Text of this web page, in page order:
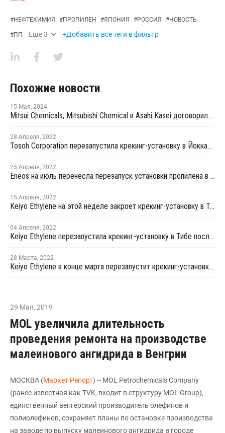
#НЕФТЕХИМИЯ #ПРОПИЛЕН #ЯПОНИЯ #РОССИЯ #НОВОСТЬ
#ПП Еще3 +Добавить все теги в фильтр
Похожие новости
15 Мая, 2024
Mitsui Chemicals, Mitsubishi Chemical и Asahi Kasei договорились о декарбонизации крекинг-установок на западе Японии
28 Апреля, 2022
Tosoh Corporation перезапустила крекинг-установку в Йоккаити после плановой профилактики
25 Апреля, 2022
Eneos на июль перенесла перезапуск установки пропилена в Кавасаки
15 Апреля, 2022
Keiyo Ethylene на этой неделе закроет крекинг-установку в Тибе на внеплановый ремонт
04 Апреля, 2022
Keiyo Ethylene перезапустила крекинг-установку в Тибе после плановой профилактики
28 Марта, 2022
Keiyo Ethylene в конце марта перезапустит крекинг-установку в Тибе после плановой профилактики
29 Мая, 2019
MOL увеличила длительность
проведения ремонта на производстве
малеинового ангидрида в Венгрии
МОСКВА (Маркет Репорт) -- MOL Petrochemicals Company
(ранее известная как TVK, входит в структуру MOL Group),
единственный венгерский производитель олефинов и
полиолефинов, сохраняет планы по остановке производства
на заводе по выпуску малеинового ангидрида в городе